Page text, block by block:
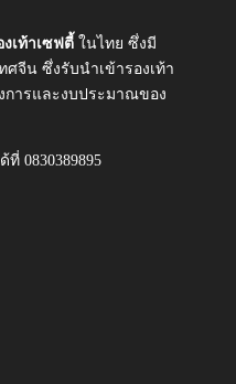
งเท้าเซฟตี้ ในไทย ซึ่งมี
ศจีน ซึ่งรับนำเข้ารองเท้า
ารและงบประมาณของ
0830389895